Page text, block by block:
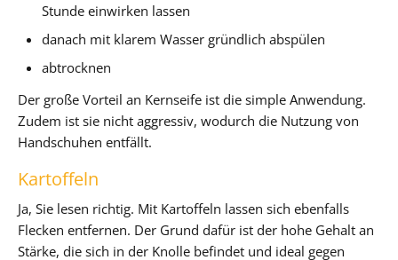
Stunde einwirken lassen
danach mit klarem Wasser gründlich abspülen
abtrocknen
Der große Vorteil an Kernseife ist die simple Anwendung.
Zudem ist sie nicht aggressiv, wodurch die Nutzung von
Handschuhen entfällt.
Kartoffeln
Ja, Sie lesen richtig. Mit Kartoffeln lassen sich ebenfalls
Flecken entfernen. Der Grund dafür ist der hohe Gehalt an
Stärke, die sich in der Knolle befindet und ideal gegen